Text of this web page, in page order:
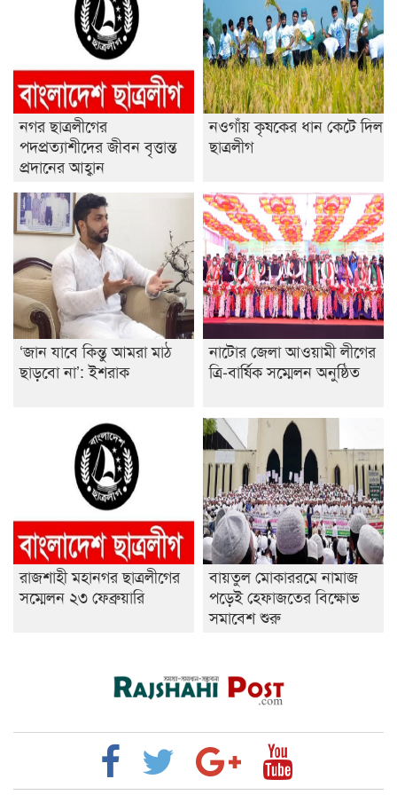
রাজশাহীতে ট্রাকচাপায় ভ্যানচালক নিহত
শেষ সময়ে ভোট কারচুরি অভিযোগ আবিদের
নগর ছাত্রলীগের
পদপ্রত্যাশীদের জীবন বৃত্তান্ত
প্রদানের আহ্বান
নওগাঁয় কৃষকের ধান কেটে দিল
ছাত্রলীগ
‘জান যাবে কিন্তু আমরা মাঠ
ছাড়বো না’: ইশরাক
নাটোর জেলা আওয়ামী লীগের
ত্রি-বার্ষিক সম্মেলন অনুষ্ঠিত
রাজশাহী মহানগর ছাত্রলীগের
সম্মেলন ২৩ ফেব্রুয়ারি
বায়তুল মোকাররমে নামাজ
পড়েই হেফাজতের বিক্ষোভ
সমাবেশ শুরু